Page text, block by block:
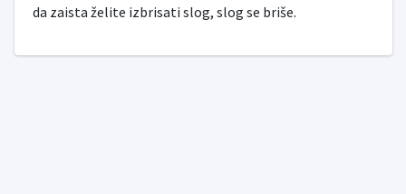
da zaista želite izbrisati slog, slog se briše.